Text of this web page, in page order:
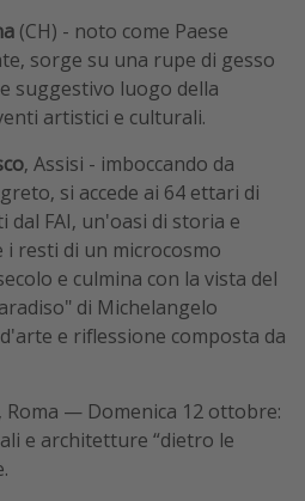
(CH) - noto come Paese
sorge su una rupe di gesso
suggestivo luogo della
artistici e culturali.
, Assisi - imboccando da
si accede ai 64 ettari di
FAI, un'oasi di storia e
i resti di un microcosmo
e culmina con la vista del
di Michelangelo
e riflessione composta da
, Roma — Domenica 12 ottobre:
e architetture “dietro le